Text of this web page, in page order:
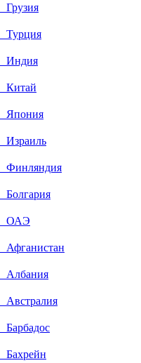
Грузия
Турция
Индия
Китай
Япония
Израиль
Финляндия
Болгария
ОАЭ
Афганистан
Албания
Австралия
Барбадос
Бахрейн